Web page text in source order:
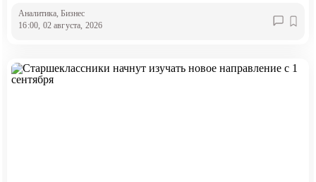
Аналитика, Бизнес
16:00, 02 августа, 2026